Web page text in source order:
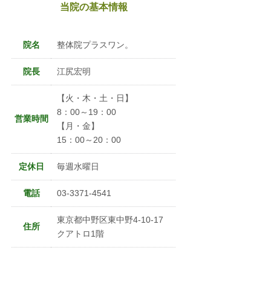
当院の基本情報
院名 整体院プラスワン。
院長 江尻宏明
営業時間
【火・木・土・日】
8：00～19：00
【月・金】
15：00～20：00
定休日 毎週水曜日
電話 03-3371-4541
住所
東京都中野区東中野4-10-17
クアトロ1階